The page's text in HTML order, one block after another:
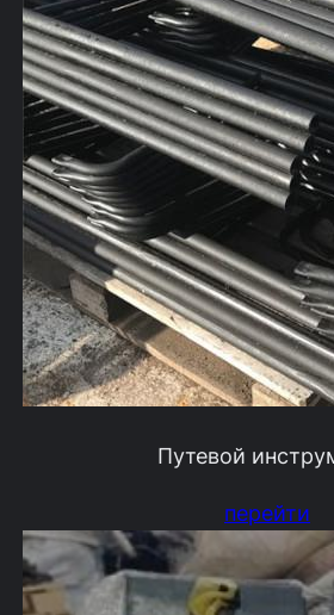
Путевой
перейти